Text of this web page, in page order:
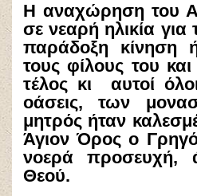
H αναχώρηση του
σε νεαρή ηλικία
παράδοξη κίνηση
τους φίλους του
τέλος κι αυτοί
οάσεις, των
μητρός ήταν
Άγιον Όρος ο
νοερά προσευχή,
Θεού.